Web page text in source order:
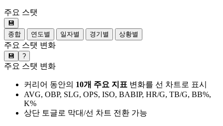
주요 스탯
💾
종합
연도별 일자별 경기별 상황별
주요 스탯 변화
💾 ?
주요 스탯 변화
커리어 동안의 10개 주요 지표 변화를 선 차트로 표시
AVG, OBP, SLG, OPS, ISO, BABIP, HR/G, TB/G, BB%,
K%
상단 토글로 막대/선 차트 전환 가능